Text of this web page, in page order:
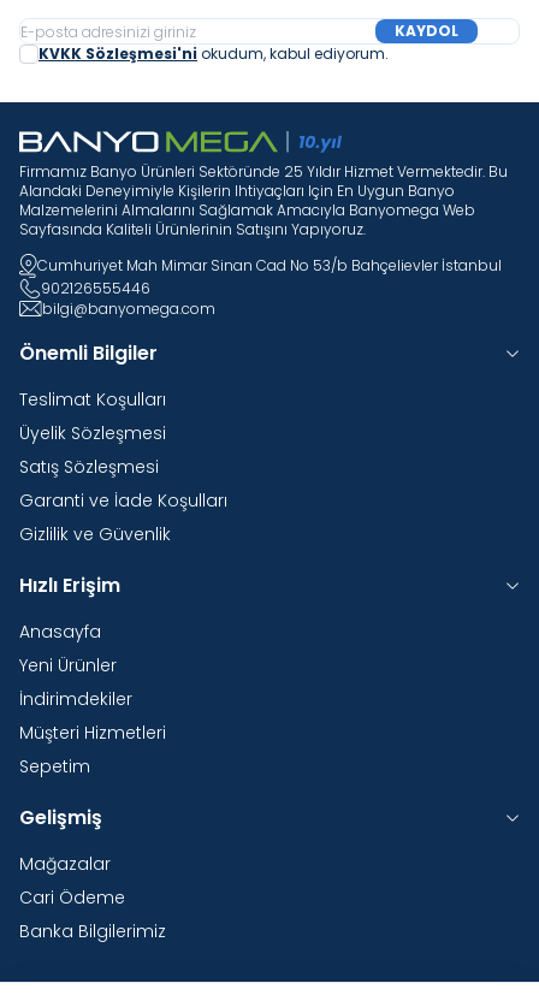
KAYDOL
KVKK Sözleşmesi'ni okudum, kabul ediyorum.
Firmamız Banyo Ürünleri Sektöründe 25 Yıldır Hizmet Vermektedir. Bu
Alandaki Deneyimiyle Kişilerin Ihtiyaçları Için En Uygun Banyo
Malzemelerini Almalarını Sağlamak Amacıyla Banyomega Web
Sayfasında Kaliteli Ürünlerinin Satışını Yapıyoruz.
Cumhuriyet Mah Mimar Sinan Cad No 53/b Bahçelievler İstanbul
902126555446
bilgi@banyomega.com
Önemli Bilgiler
Teslimat Koşulları
Üyelik Sözleşmesi
Satış Sözleşmesi
Garanti ve İade Koşulları
Gizlilik ve Güvenlik
Hızlı Erişim
Anasayfa
Yeni Ürünler
İndirimdekiler
Müşteri Hizmetleri
Sepetim
Gelişmiş
Mağazalar
Cari Ödeme
Banka Bilgilerimiz